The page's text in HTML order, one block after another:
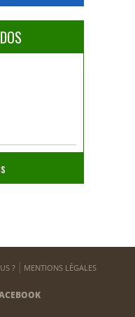
? MENTIONS LÉGALES